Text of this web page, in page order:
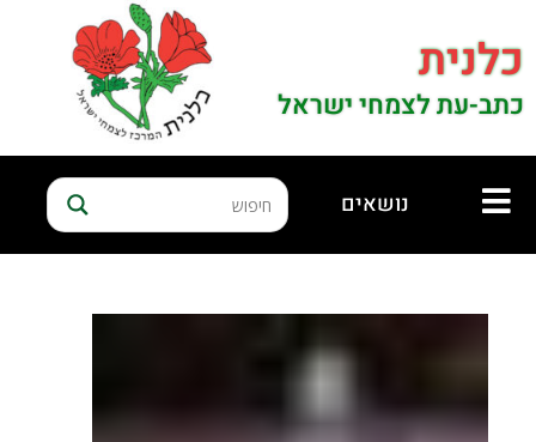
כלנית
כתב-עת לצמחי ישראל
נושאים